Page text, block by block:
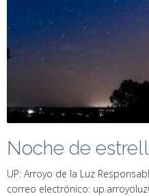
Noche de
UP: Arroyo de la Luz
correo electrónico: